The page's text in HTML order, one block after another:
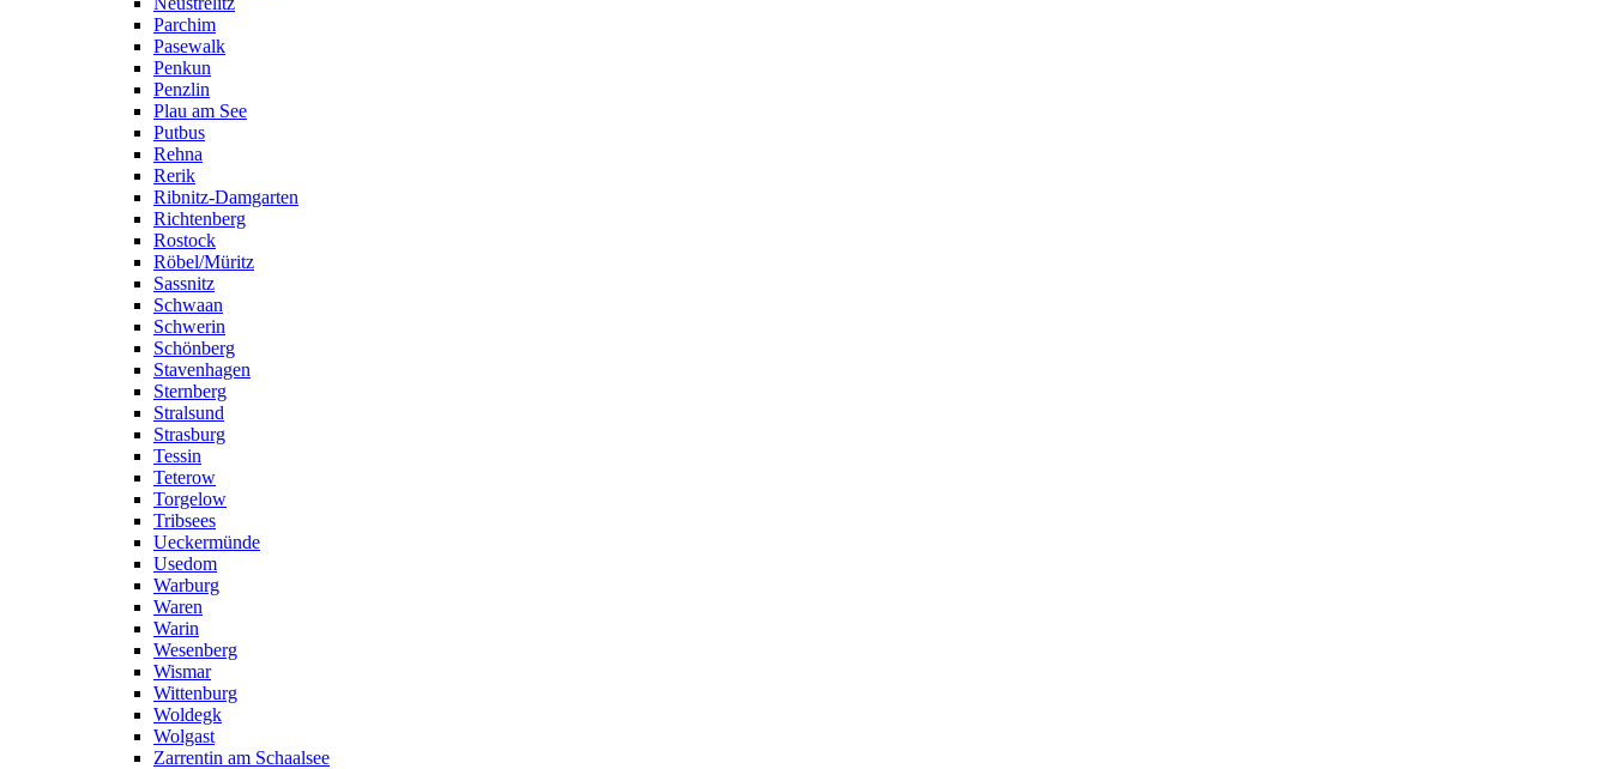
Parchim
Pasewalk
Penkun
Penzlin
Plau am See
Putbus
Rehna
Rerik
Ribnitz-Damgarten
Richtenberg
Rostock
Röbel/Müritz
Sassnitz
Schwaan
Schwerin
Schönberg
Stavenhagen
Sternberg
Stralsund
Strasburg
Tessin
Teterow
Torgelow
Tribsees
Ueckermünde
Usedom
Warburg
Waren
Warin
Wesenberg
Wismar
Wittenburg
Woldegk
Wolgast
Zarrentin am Schaalsee